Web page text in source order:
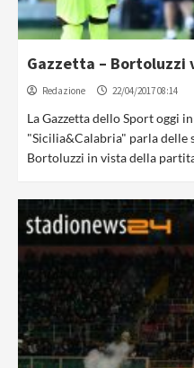
Gazzetta – Bortoluzzi
Redazione 22/04/2017 08:14
La Gazzetta dello Sport oggi
"Sicilia&Calabria" parla delle
Bortoluzzi in vista della